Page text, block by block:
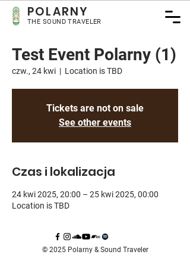
POLARNY
THE SOUND TRAVELER
Test Event Polarny (1)
czw., 24 kwi
  |
Location is TBD
Tickets are not on sale
See other events
Czas i lokalizacja
24 kwi 2025, 20:00 – 25 kwi 2025, 00:00
Location is TBD
© 2025 Polarny & Sound Traveler